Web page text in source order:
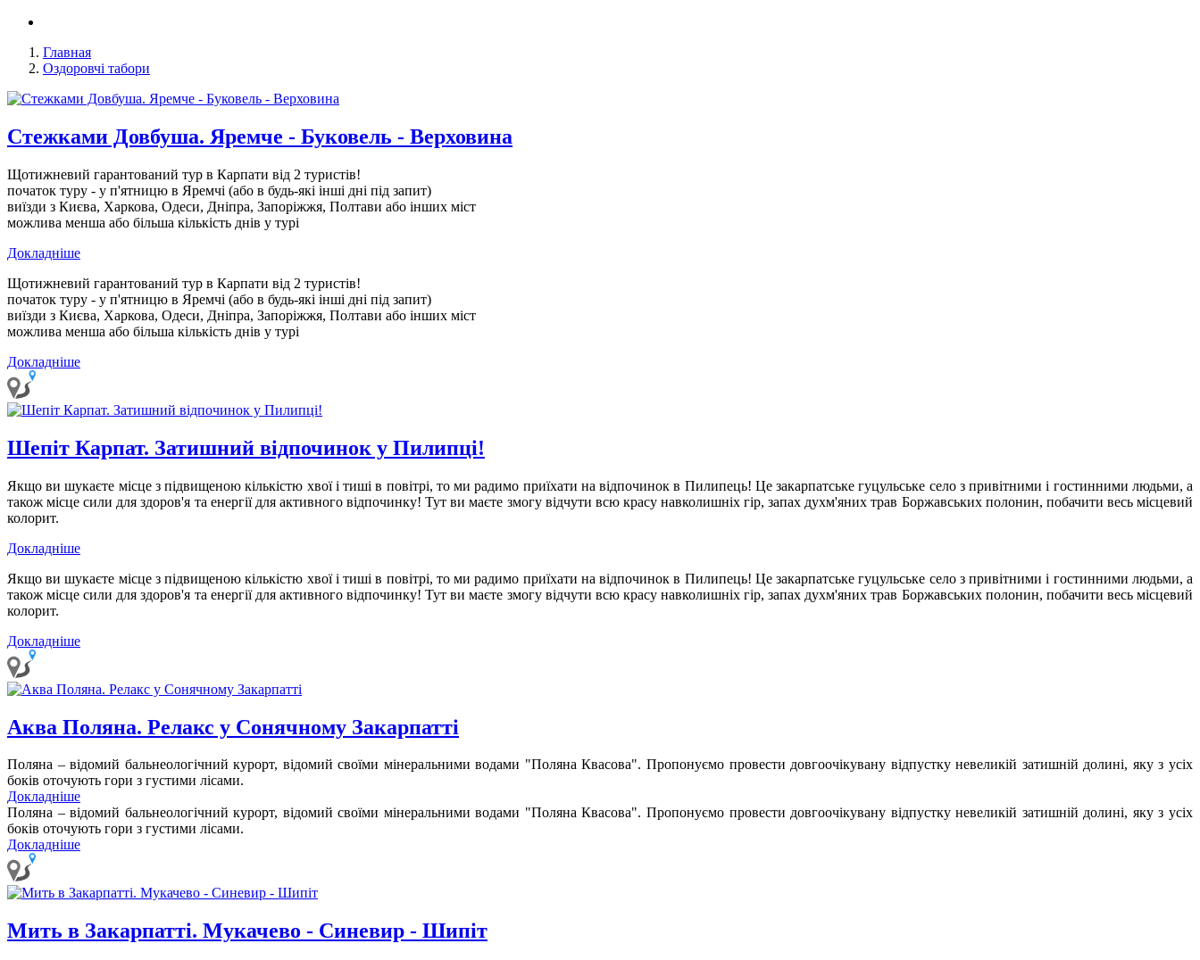
Главная
Оздоровчі табори
Стежками Довбуша. Яремче - Буковель - Верховина
Щотижневий гарантований тур в Карпати від 2 туристів!
початок туру - у п'ятницю в Яремчі (або в будь-які інші дні під запит)
виїзди з Києва, Харкова, Одеси, Дніпра, Запоріжжя, Полтави або інших міст
можлива менша або більша кількість днів у турі
Докладніше
Щотижневий гарантований тур в Карпати від 2 туристів!
початок туру - у п'ятницю в Яремчі (або в будь-які інші дні під запит)
виїзди з Києва, Харкова, Одеси, Дніпра, Запоріжжя, Полтави або інших міст
можлива менша або більша кількість днів у турі
Докладніше
Шепіт Карпат. Затишний відпочинок у Пилипці!
Якщо ви шукаєте місце з підвищеною кількістю хвої і тиші в повітрі, то ми радимо приїхати на відпочинок в Пилипець! Це закарпатське гуцульське село з привітними і гостинними людьми, а
також місце сили для здоров'я та енергії для активного відпочинку! Тут ви маєте змогу відчути всю красу навколишніх гір, запах духм'яних трав Боржавських полонин, побачити весь місцевий
колорит.
Докладніше
Якщо ви шукаєте місце з підвищеною кількістю хвої і тиші в повітрі, то ми радимо приїхати на відпочинок в Пилипець! Це закарпатське гуцульське село з привітними і гостинними людьми, а
також місце сили для здоров'я та енергії для активного відпочинку! Тут ви маєте змогу відчути всю красу навколишніх гір, запах духм'яних трав Боржавських полонин, побачити весь місцевий
колорит.
Докладніше
Аква Поляна. Релакс у Сонячному Закарпатті
Поляна – відомий бальнеологічний курорт, відомий своїми мінеральними водами "Поляна Квасова". Пропонуємо провести довгоочікувану відпустку невеликій затишній долині, яку з усіх
боків оточують гори з густими лісами.
Докладніше
Поляна – відомий бальнеологічний курорт, відомий своїми мінеральними водами "Поляна Квасова". Пропонуємо провести довгоочікувану відпустку невеликій затишній долині, яку з усіх
боків оточують гори з густими лісами.
Докладніше
Мить в Закарпатті. Мукачево - Синевир - Шипіт